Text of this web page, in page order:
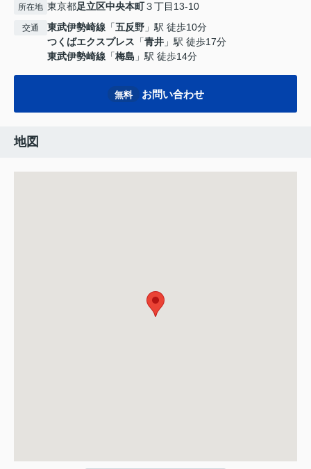
所在地 東京都足立区中央本町３丁目13-10
交通 東武伊勢崎線 「五反野 」駅 徒歩10分
つくばエクスプレス 「青井 」駅 徒歩17分
東武伊勢崎線 「梅島 」駅 徒歩14分
無料 お問い合わせ
地図